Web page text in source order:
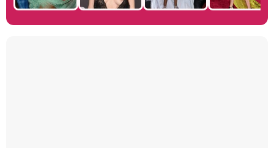
Manu Baqueiro: "Tuve como referente a Bruce Willis en 'Luz de Luna' para mi trabajo en la serie 'Perdiendo el juicio'"